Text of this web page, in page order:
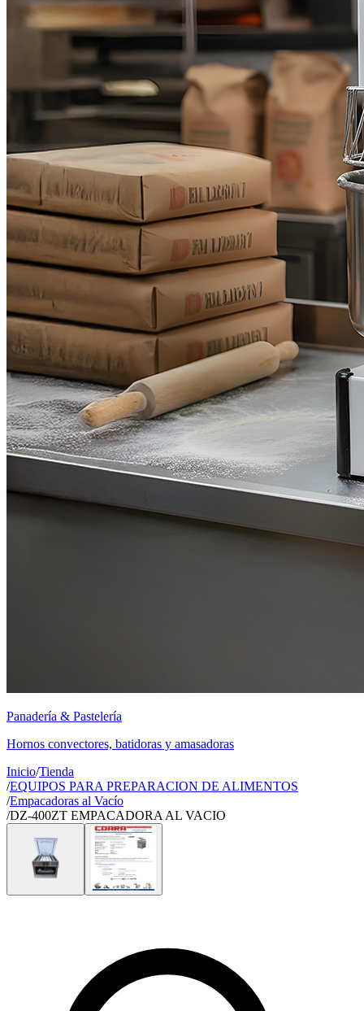
Panadería & Pastelería
Hornos convectores, batidoras y amasadoras
Inicio/Tienda
/EQUIPOS PARA PREPARACION DE ALIMENTOS
/Empacadoras al Vacío
/DZ-400ZT EMPACADORA AL VACIO